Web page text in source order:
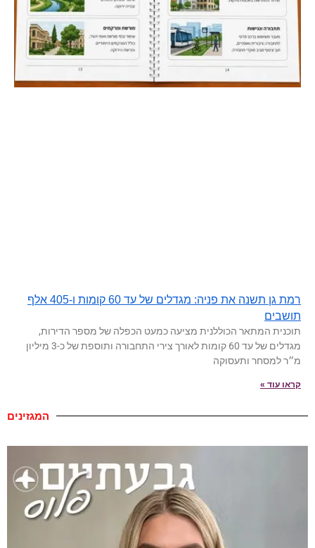
רמת גן תשנה את פניה: מגדלים של עד 60 קומות ו-405 אלף
תושבים
תוכנית המתאר הכוללנית מציעה כמעט הכפלה של מספר הדירות,
מגדלים של עד 60 קומות לאורך צירי התחבורה ותוספת של כ-3 מיליון
מ״ר למסחר ותעסוקה
קראו עוד »
המגזינים